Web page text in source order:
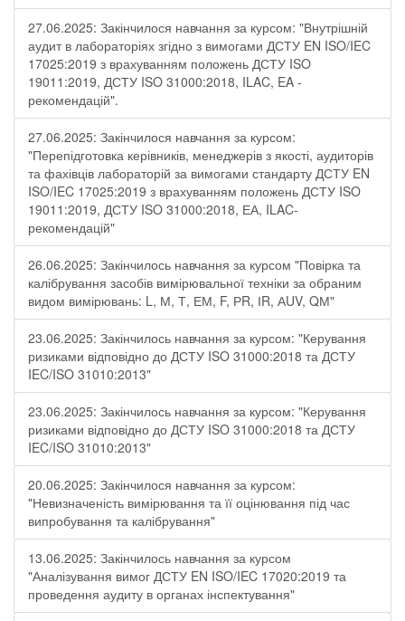
27.06.2025: Закінчилося навчання за курсом: "Внутрішній
аудит в лабораторіях згідно з вимогами ДСТУ EN ISO/IEC
17025:2019 з врахуванням положень ДСТУ ISO
19011:2019, ДСТУ ISO 31000:2018, ILAC, EA -
рекомендацій".
27.06.2025: Закінчилося навчання за курсом:
"Перепідготовка керівників, менеджерів з якості, аудиторів
та фахівців лабораторій за вимогами стандарту ДСТУ EN
ISO/IEC 17025:2019 з врахуванням положень ДСТУ ISO
19011:2019, ДСТУ ISO 31000:2018, ЕА, ILAC-
рекомендацій"
26.06.2025: Закінчилось навчання за курсом "Повірка та
калібрування засобів вимірювальної техніки за обраним
видом вимірювань: L, М, Т, ЕМ, F, РR, ІR, АUV, QМ"
23.06.2025: Закінчилось навчання за курсом: "Керування
ризиками відповідно до ДСТУ ISO 31000:2018 та ДСТУ
IEC/ISO 31010:2013"
23.06.2025: Закінчилось навчання за курсом: "Керування
ризиками відповідно до ДСТУ ISO 31000:2018 та ДСТУ
IEC/ISO 31010:2013"
20.06.2025: Закінчилося навчання за курсом:
"Невизначеність вимірювання та її оцінювання під час
випробування та калібрування"
13.06.2025: Закінчилось навчання за курсом
"Аналізування вимог ДСТУ EN ISO/IEC 17020:2019 та
проведення аудиту в органах інспектування"